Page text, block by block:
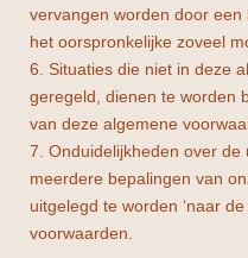
vervangen worden door
het oorspronkelijke zoveel
6. Situaties die niet in deze
geregeld, dienen te worden
van deze algemene
7. Onduidelijkheden over
meerdere bepalingen van
uitgelegd te worden ‘naar
voorwaarden.